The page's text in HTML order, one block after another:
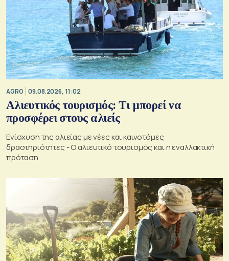
AGRO 09.08.2026, 11:02
Αλιευτικός τουρισμός: Τι μπορεί να
προσφέρει στους αλιείς
Ενίσχυση της αλιείας με νέες και καινοτόμες
δραστηριότητες - Ο αλιευτικό τουρισμός και η εναλλακτική
πρόταση